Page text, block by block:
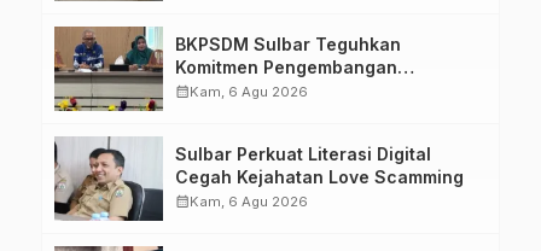
BKPSDM Sulbar Teguhkan
Komitmen Pengembangan
Kompetensi ASN melalui
calendar_monthKam, 6 Agu 2026
Sulbar Perkuat Literasi Digital
Cegah Kejahatan Love Scamming
calendar_monthKam, 6 Agu 2026